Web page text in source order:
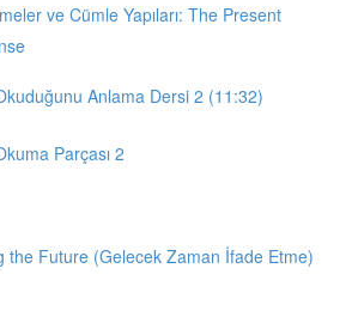
ve Cümle Yapıları: The Present
Anlama Dersi 2 (11:32)
Parçası 2
the Future (Gelecek Zaman İfade Etme)